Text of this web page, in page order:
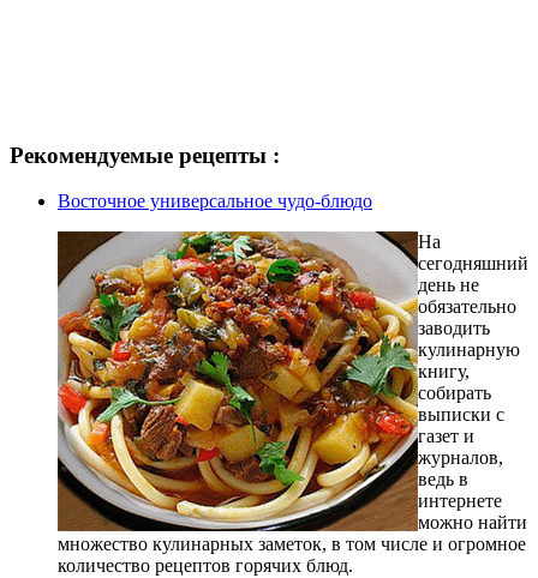
Рекомендуемые рецепты :
Восточное универсальное чудо-блюдо
На
сегодняшний
день не
обязательно
заводить
кулинарную
книгу,
собирать
выписки с
газет и
журналов,
ведь в
интернете
можно найти
множество кулинарных заметок, в том числе и огромное
количество рецептов горячих блюд.